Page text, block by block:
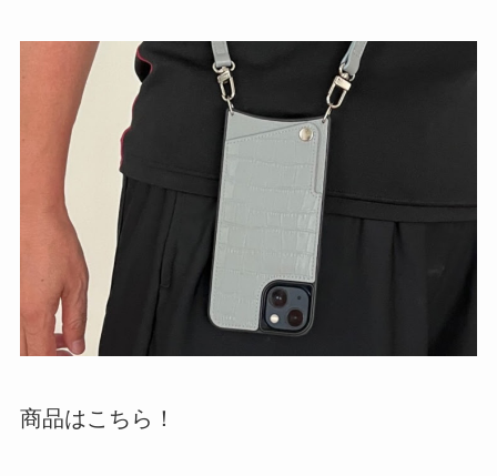
商品はこちら！